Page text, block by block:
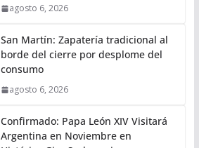
agosto 6, 2026
San Martín: Zapatería tradicional al
borde del cierre por desplome del
consumo
agosto 6, 2026
Confirmado: Papa León XIV Visitará
Argentina en Noviembre en